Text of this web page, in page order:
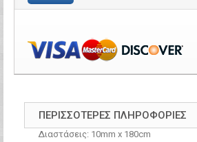
ΠΕΡΙΣΣΌΤΕΡΕΣ ΠΛΗΡΟΦΟΡΊΕΣ
Διαστάσεις: 10mm x 180cm